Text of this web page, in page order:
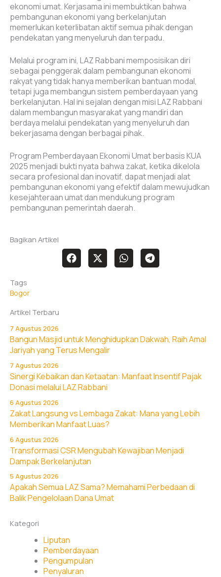
ekonomi umat. Kerjasama ini membuktikan bahwa
pembangunan ekonomi yang berkelanjutan
memerlukan keterlibatan aktif semua pihak dengan
pendekatan yang menyeluruh dan terpadu.
Melalui program ini, LAZ Rabbani memposisikan diri
sebagai penggerak dalam pembangunan ekonomi
rakyat yang tidak hanya memberikan bantuan modal,
tetapi juga membangun sistem pemberdayaan yang
berkelanjutan. Hal ini sejalan dengan misi LAZ Rabbani
dalam membangun masyarakat yang mandiri dan
berdaya melalui pendekatan yang menyeluruh dan
bekerjasama dengan berbagai pihak.
Program Pemberdayaan Ekonomi Umat berbasis KUA
2025 menjadi bukti nyata bahwa zakat, ketika dikelola
secara profesional dan inovatif, dapat menjadi alat
pembangunan ekonomi yang efektif dalam mewujudkan
kesejahteraan umat dan mendukung program
pembangunan pemerintah daerah.
Bagikan Artikel
Tags
Bogor
Artikel Terbaru
7 Agustus 2026
Bangun Masjid untuk Menghidupkan Dakwah, Raih Amal
Jariyah yang Terus Mengalir
7 Agustus 2026
Sinergi Kebaikan dan Ketaatan: Manfaat Insentif Pajak
Donasi melalui LAZ Rabbani
6 Agustus 2026
Zakat Langsung vs Lembaga Zakat: Mana yang Lebih
Memberikan Manfaat Luas?
6 Agustus 2026
Transformasi CSR Mengubah Kewajiban Menjadi
Dampak Berkelanjutan
5 Agustus 2026
Apakah Semua LAZ Sama? Memahami Perbedaan di
Balik Pengelolaan Dana Umat
Kategori
Liputan
Pemberdayaan
Pengumpulan
Penyaluran